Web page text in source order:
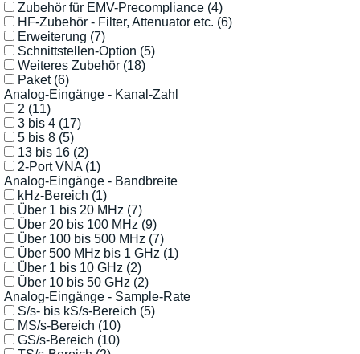
Zubehör für EMV-Precompliance (4)
HF-Zubehör - Filter, Attenuator etc. (6)
Erweiterung (7)
Schnittstellen-Option (5)
Weiteres Zubehör (18)
Paket (6)
Analog-Eingänge - Kanal-Zahl
2 (11)
3 bis 4 (17)
5 bis 8 (5)
13 bis 16 (2)
2-Port VNA (1)
Analog-Eingänge - Bandbreite
kHz-Bereich (1)
Über 1 bis 20 MHz (7)
Über 20 bis 100 MHz (9)
Über 100 bis 500 MHz (7)
Über 500 MHz bis 1 GHz (1)
Über 1 bis 10 GHz (2)
Über 10 bis 50 GHz (2)
Analog-Eingänge - Sample-Rate
S/s- bis kS/s-Bereich (5)
MS/s-Bereich (10)
GS/s-Bereich (10)